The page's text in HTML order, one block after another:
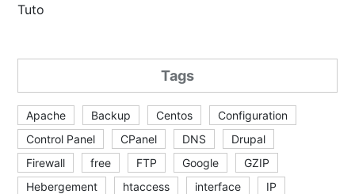
Tuto
Tags
Apache Backup Centos
Configuration
Control Panel
CPanel DNS
Drupal
Firewall
free FTP Google
GZIP
Hebergement
htaccess interface
IP